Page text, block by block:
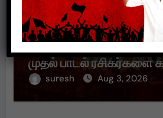
சாம் சி எஸ் இசையில்
“ரத்தத்த தா” – டிமான்டி
முதல் பாடல் ரசிகர்களை
வருகிறது!
suresh Aug 3, 2026